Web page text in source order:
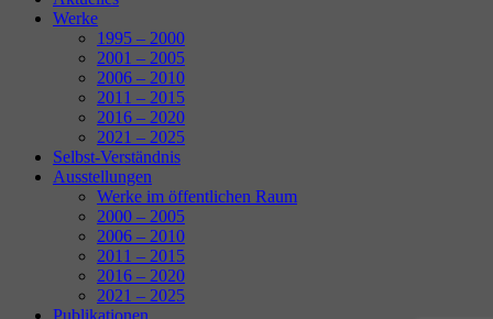
Werke
1995 – 2000
2001 – 2005
2006 – 2010
2011 – 2015
2016 – 2020
2021 – 2025
Selbst-Verständnis
Ausstellungen
Werke im öffentlichen Raum
2000 – 2005
2006 – 2010
2011 – 2015
2016 – 2020
2021 – 2025
Publikationen